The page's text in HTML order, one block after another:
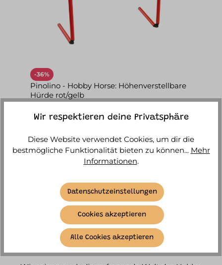
-36%
Pinolino - Hobby Horse: Höhenverstellbare
Hürde rot/gelb
Sofort versandfertig, Lieferzeit ca. 1-3
Werktage
10,90 €* 16,90 €*
IN DEN WARENKORB
TAUCHE EIN IN DIE MAGISCHE WELT
DES HOBBY HORSING FÜR KINDER!
Wir respektieren deine Privatsphäre
Diese Website verwendet Cookies, um dir die
bestmögliche Funktionalität bieten zu können... Mehr
Informationen.
Datenschutzeinstellungen
Cookies akzeptieren
Alle Cookies akzeptieren